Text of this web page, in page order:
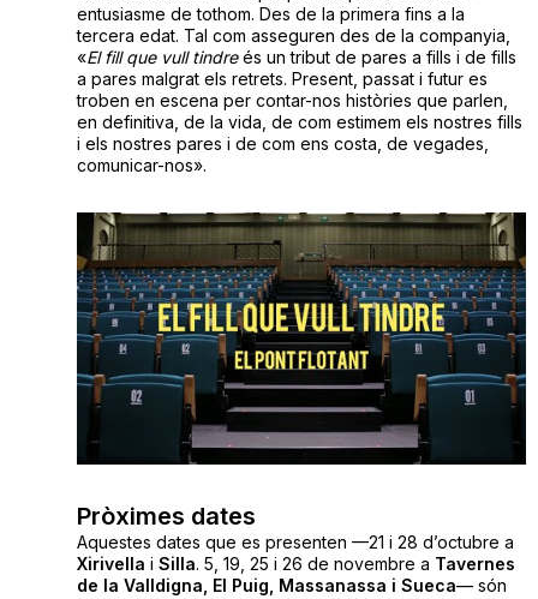
entusiasme de tothom. Des de la primera fins a la
tercera edat. Tal com asseguren des de la companyia,
«El fill que vull tindreés un tribut de pares a fills i de fills
a pares malgrat els retrets. Present, passat i futur es
troben en escena per contar-nos històries que parlen,
en definitiva, de la vida, de com estimem els nostres fills
i els nostres pares i de com ens costa, de vegades,
comunicar-nos».
Pròximes dates
Aquestes dates que es presenten —21 i 28 d’octubre a
Xirivella i Silla. 5, 19, 25 i 26 de novembre a Tavernes
de la Valldigna, El Puig, Massanassa i Sueca— són